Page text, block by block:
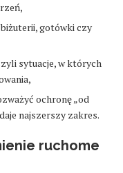
gotówki czy
sytuacje, w których
ochronę „od
najszerszy zakres.
ruchome